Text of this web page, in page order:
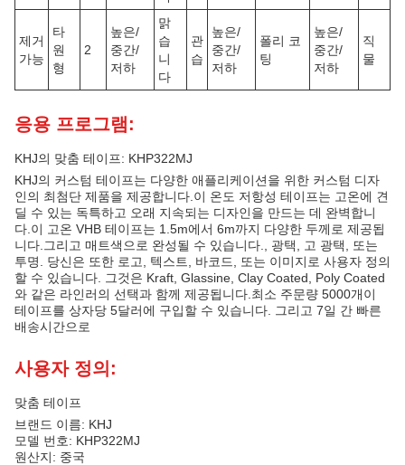
제거
가능
타
원
형
2
높은/
중간/
저하
맑
습
니
다
관
습
높은/
중간/
저하
폴리 코
팅
높은/
중간/
저하
직
물
응용 프로그램:
KHJ의 맞춤 테이프: KHP322MJ
KHJ의 커스텀 테이프는 다양한 애플리케이션을 위한 커스텀 디자
인의 최첨단 제품을 제공합니다.이 온도 저항성 테이프는 고온에 견
딜 수 있는 독특하고 오래 지속되는 디자인을 만드는 데 완벽합니
다.이 고온 VHB 테이프는 1.5m에서 6m까지 다양한 두께로 제공됩
니다.그리고 매트색으로 완성될 수 있습니다., 광택, 고 광택, 또는
투명. 당신은 또한 로고, 텍스트, 바코드, 또는 이미지로 사용자 정의
할 수 있습니다. 그것은 Kraft, Glassine, Clay Coated, Poly Coated
와 같은 라인러의 선택과 함께 제공됩니다.최소 주문량 5000개이
테이프를 상자당 5달러에 구입할 수 있습니다. 그리고 7일 간 빠른
배송시간으로
사용자 정의:
맞춤 테이프
브랜드 이름: KHJ
모델 번호: KHP322MJ
원산지: 중국